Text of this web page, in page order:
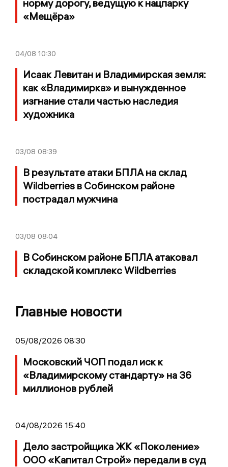
норму дорогу, ведущую к нацпарку
«Мещёра»
04/08 10:30
Исаак Левитан и Владимирская земля:
как «Владимирка» и вынужденное
изгнание стали частью наследия
художника
03/08 08:39
В результате атаки БПЛА на склад
Wildberries в Собинском районе
пострадал мужчина
03/08 08:04
В Собинском районе БПЛА атаковал
складской комплекс Wildberries
Главные новости
05/08/2026 08:30
Московский ЧОП подал иск к
«Владимирскому стандарту» на 36
миллионов рублей
04/08/2026 15:40
Дело застройщика ЖК «Поколение»
ООО «Капитал Строй» передали в суд